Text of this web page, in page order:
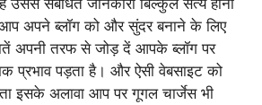
उससे संबंधित जानकारी बिल्कुल सत्य होनी
आप अपने ब्लॉग को और सुंदर बनाने के लिए
अपनी तरफ से जोड़ दें आपके ब्लॉग पर
प्रभाव पड़ता है। और ऐसी वेबसाइट को
इसके अलावा आप पर गूगल चार्जेस भी